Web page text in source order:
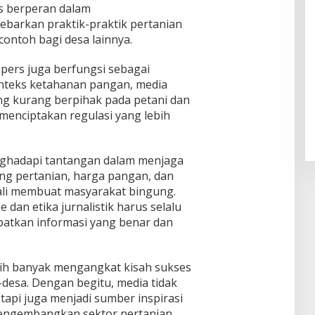
berperan dalam
praktik-praktik pertanian
bagi desa lainnya.
juga berfungsi sebagai
ketahanan pangan, media
kurang berpihak pada petani dan
regulasi yang lebih
tantangan dalam menjaga
pertanian, harga pangan, dan
membuat masyarakat bingung.
dan etika jurnalistik harus selalu
informasi yang benar dan
banyak mengangkat kisah sukses
Dengan begitu, media tidak
juga menjadi sumber inspirasi